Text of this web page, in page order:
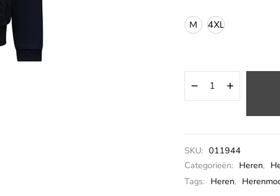
M 4XL
SKU: 011944
Categorieën: Heren,
Tags: Heren,